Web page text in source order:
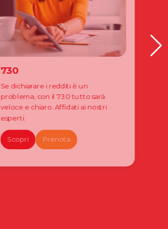
730
Se dichiarare i redditi è un
problema, con il 730 tutto sarà
veloce e chiaro. Affidati ai nostri
esperti.
Scopri Prenota